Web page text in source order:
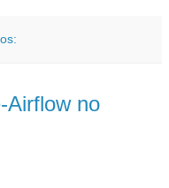
Airflow no